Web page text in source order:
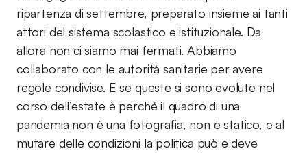
ripartenza di settembre, preparato insieme ai tanti
attori del sistema scolastico e istituzionale. Da
allora non ci siamo mai fermati. Abbiamo
collaborato con le autorità sanitarie per avere
regole condivise. E se queste si sono evolute nel
corso dell’estate è perché il quadro di una
pandemia non è una fotografia, non è statico, e al
mutare delle condizioni la politica può e deve